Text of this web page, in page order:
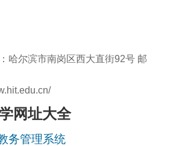
哈尔滨市南岗区西大直街92号 邮
网址大全
务管理系统